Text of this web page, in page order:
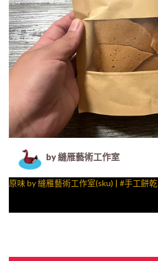
by 縫雁藝術工作室
原味 by 縫雁藝術工作室(sku) | #手工餅乾